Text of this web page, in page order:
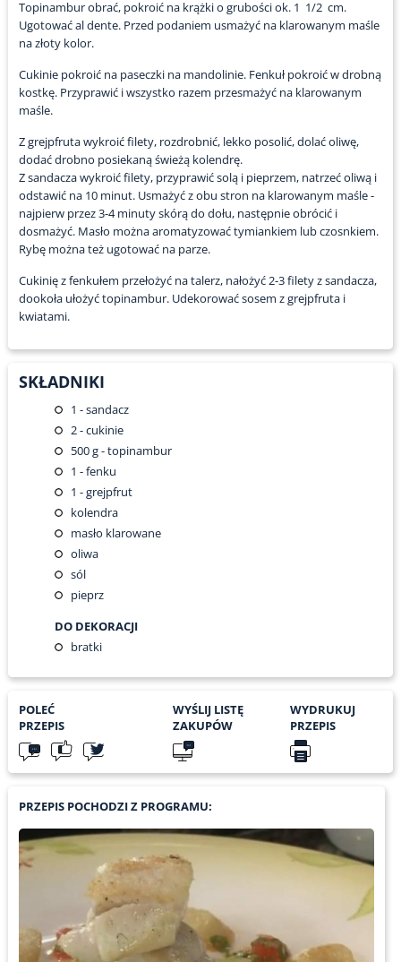
Topinambur obrać, pokroić na krążki o grubości ok. 1 1/2 cm.
Ugotować al dente. Przed podaniem usmażyć na klarowanym maśle
na złoty kolor.
Cukinie pokroić na paseczki na mandolinie. Fenkuł pokroić w drobną
kostkę. Przyprawić i wszystko razem przesmażyć na klarowanym
maśle.
Z grejpfruta wykroić filety, rozdrobnić, lekko posolić, dolać oliwę,
dodać drobno posiekaną świeżą kolendrę.
Z sandacza wykroić filety, przyprawić solą i pieprzem, natrzeć oliwą i
odstawić na 10 minut. Usmażyć z obu stron na klarowanym maśle -
najpierw przez 3-4 minuty skórą do dołu, następnie obrócić i
dosmażyć. Masło można aromatyzować tymiankiem lub czosnkiem.
Rybę można też ugotować na parze.
Cukinię z fenkułem przełożyć na talerz, nałożyć 2-3 filety z sandacza,
dookoła ułożyć topinambur. Udekorować sosem z grejpfruta i
kwiatami.
SKŁADNIKI
1 - sandacz
2- cukinie
500g - topinambur
1 - fenku
1 - grejpfrut
kolendra
masło klarowane
oliwa
sól
pieprz
DO DEKORACJI
bratki
POLEĆ
PRZEPIS
WYŚLIJ LISTĘ
ZAKUPÓW
WYDRUKUJ
PRZEPIS
PRZEPIS POCHODZI Z PROGRAMU: